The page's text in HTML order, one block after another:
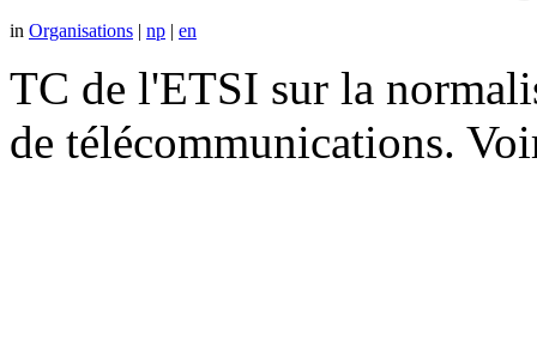
in Organisations | np | en
TC de l'ETSI sur la
de télécommunications.